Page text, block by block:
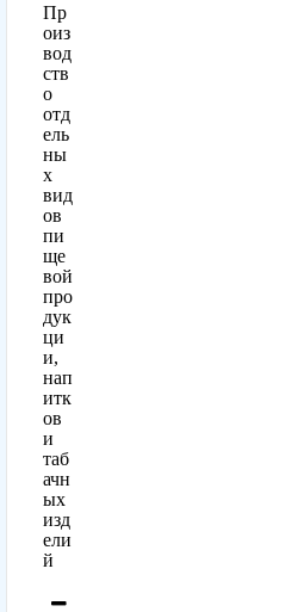
Пр
оиз
вод
ств
о
отд
ель
ны
х
вид
ов
пи
ще
вой
про
дук
ци
и,
нап
итк
ов
и
таб
ачн
ых
изд
ели
й